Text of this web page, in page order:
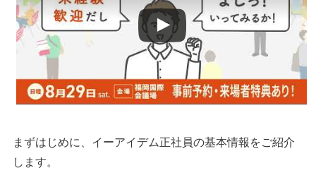
クリエイト転職
エンゲージ
求人ボックス
はたらいく
執筆者・監修者のmotoについて
まずはじめに、イーアイデム正社員の基本情報をご紹介
します。